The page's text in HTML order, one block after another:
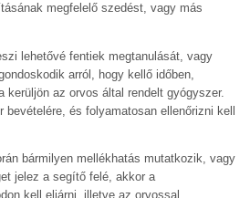
megfelelő szedést, vagy más
lehetővé fentiek megtanulását, vagy
arról, hogy kellő időben,
kerüljön az orvos által rendelt gyógyszer.
bevételére, és folyamatosan ellenőrizni kell
bármilyen mellékhatás mutatkozik, vagy
jelez a segítő felé, akkor a
kell eljárni, illetve az orvossal